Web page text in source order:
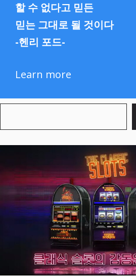
할 수 없다고 믿든
믿는 그대로 될 것이다
-헨리 포드-
Learn more
색